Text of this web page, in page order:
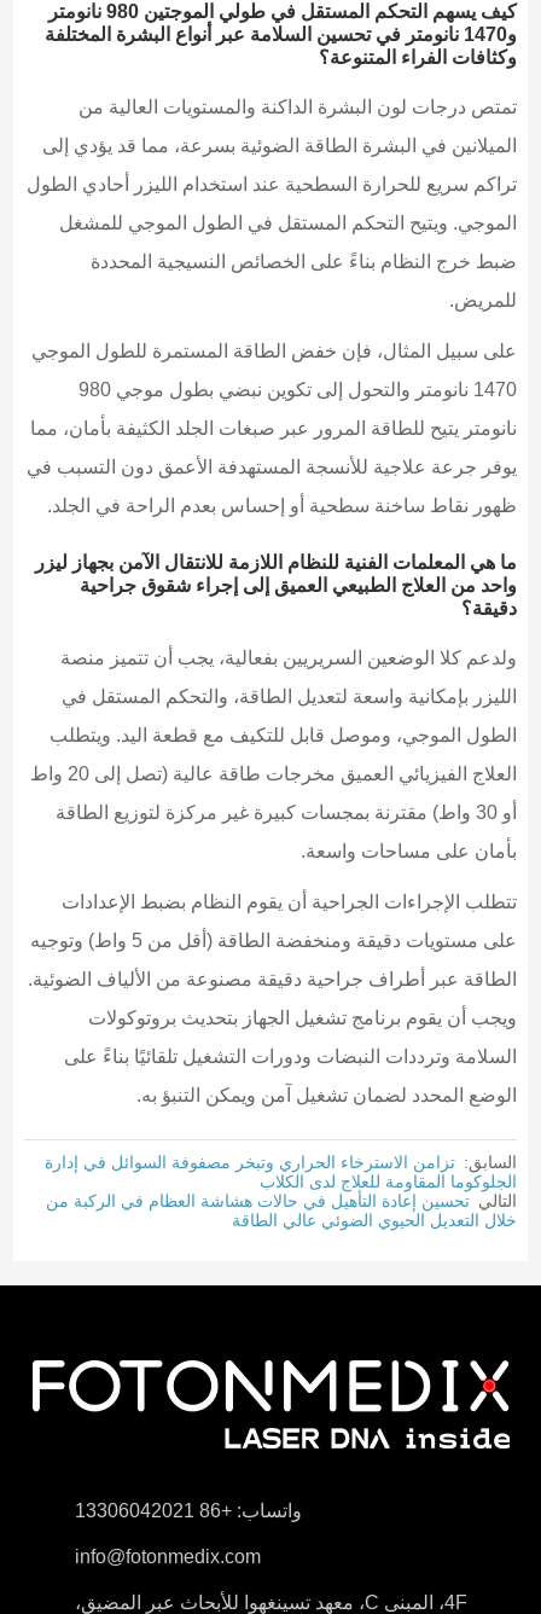
كيف يسهم التحكم المستقل في طولي الموجتين 980 نانومتر
و1470 نانومتر في تحسين السلامة عبر أنواع البشرة المختلفة
وكثافات الفراء المتنوعة؟
تمتص درجات لون البشرة الداكنة والمستويات العالية من
الميلانين في البشرة الطاقة الضوئية بسرعة، مما قد يؤدي إلى
تراكم سريع للحرارة السطحية عند استخدام الليزر أحادي الطول
الموجي. ويتيح التحكم المستقل في الطول الموجي للمشغل
ضبط خرج النظام بناءً على الخصائص النسيجية المحددة
للمريض.
على سبيل المثال، فإن خفض الطاقة المستمرة للطول الموجي
1470 نانومتر والتحول إلى تكوين نبضي بطول موجي 980
نانومتر يتيح للطاقة المرور عبر صبغات الجلد الكثيفة بأمان، مما
يوفر جرعة علاجية للأنسجة المستهدفة الأعمق دون التسبب في
ظهور نقاط ساخنة سطحية أو إحساس بعدم الراحة في الجلد.
ما هي المعلمات الفنية للنظام اللازمة للانتقال الآمن بجهاز ليزر
واحد من العلاج الطبيعي العميق إلى إجراء شقوق جراحية
دقيقة؟
ولدعم كلا الوضعين السريريين بفعالية، يجب أن تتميز منصة
الليزر بإمكانية واسعة لتعديل الطاقة، والتحكم المستقل في
الطول الموجي، وموصل قابل للتكيف مع قطعة اليد. ويتطلب
العلاج الفيزيائي العميق مخرجات طاقة عالية (تصل إلى 20 واط
أو 30 واط) مقترنة بمجسات كبيرة غير مركزة لتوزيع الطاقة
بأمان على مساحات واسعة.
تتطلب الإجراءات الجراحية أن يقوم النظام بضبط الإعدادات
على مستويات دقيقة ومنخفضة الطاقة (أقل من 5 واط) وتوجيه
الطاقة عبر أطراف جراحية دقيقة مصنوعة من الألياف الضوئية.
ويجب أن يقوم برنامج تشغيل الجهاز بتحديث بروتوكولات
السلامة وترددات النبضات ودورات التشغيل تلقائيًا بناءً على
الوضع المحدد لضمان تشغيل آمن ويمكن التنبؤ به.
السابق: تزامن الاسترخاء الحراري وتبخر مصفوفة السوائل في إدارة
الجلوكوما المقاومة للعلاج لدى الكلاب
التالي تحسين إعادة التأهيل في حالات هشاشة العظام في الركبة من
خلال التعديل الحيوي الضوئي عالي الطاقة
واتساب: +86 13306042021
info@fotonmedix.com
4F، المبنى C، معهد تسينغهوا للأبحاث عبر المضيق،